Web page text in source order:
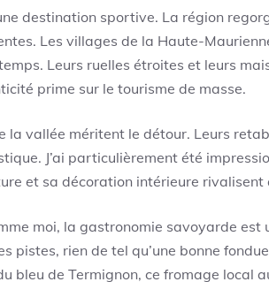
destination sportive. La région
Les villages de la Haute-
Leurs ruelles étroites et leurs
prime sur le tourisme de masse.
la vallée méritent le détour. Leurs
J’ai particulièrement été
et sa décoration intérieure rivalisent
moi, la gastronomie savoyarde
pistes, rien de tel qu’une bonne
bleu de Termignon, ce fromage local